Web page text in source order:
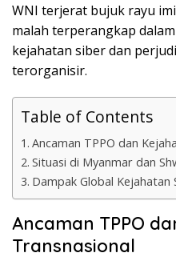
WNI terjerat bujuk rayu
malah terperangkap
kejahatan siber dan
terorganisir.
Table of Contents
Ancaman TPPO dan
Situasi di Myanmar dan
Dampak Global Kejahatan
Ancaman TPPO
Transnasional